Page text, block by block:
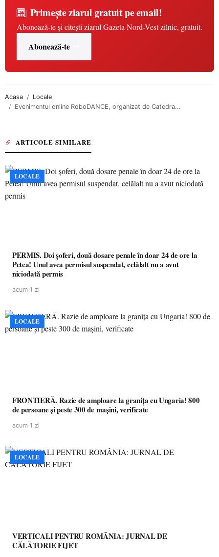
Primește ziarul gratuit pe email!
Abonează-te și citești ziarul Gazeta Nord-Vest zilnic, gratuit.
Abonează-te
Acasa
Locale
Evenimentul online RoboDANCE, organizat de Catedra...
ARTICOLE SIMILARE
LOCALE
PERMIS. Doi șoferi, două dosare penale în doar 24 de ore la
Petea! Unul avea permisul suspendat, celălalt nu a avut
niciodată permis
acum 1 zi
LOCALE
FRONTIERĂ. Razie de amploare la granița cu Ungaria! 800
de persoane și peste 300 de mașini, verificate
acum 1 zi
LOCALE
VERTICALI PENTRU ROMÂNIA: JURNAL DE
CĂLĂTORIE FIJET